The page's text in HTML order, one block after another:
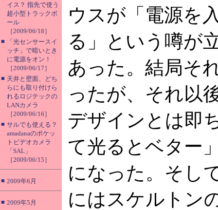
イス？ 指先で使う
超小型トラックボ
ール
［2009/06/18］
■
「光センサースイ
ッチ」で暗いとき
に電源をオン！
［2009/06/17］
■ 天井と壁面、どち
らにも取り付けら
れるロジテックの
LANカメラ
［2009/06/16］
■ サルでも使える？
amadanaのポケッ
トビデオカメラ
「SAL」
［2009/06/15］
■ 2009年6月
■ 2009年5月
ウスが「電源を
る」という噂が
あった。結局そ
ったが、それ以
デザインとは即
て光るとベター
になった。そし
にはスケルトン